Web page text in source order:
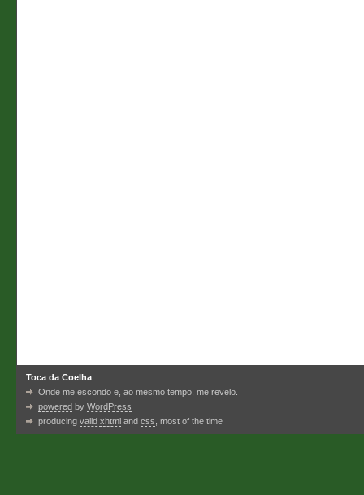
Toca da Coelha
Onde me escondo e, ao mesmo tempo, me revelo.
powered by WordPress
producing valid xhtml and css, most of the time